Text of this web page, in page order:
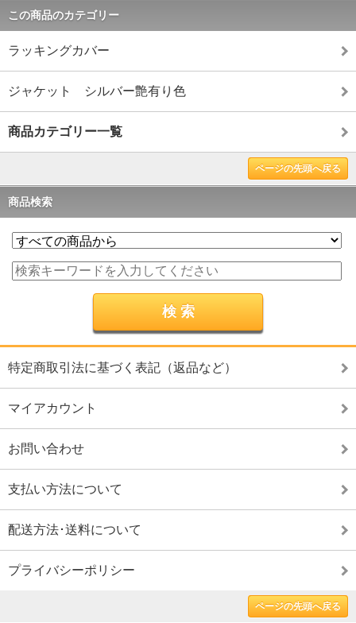
この商品のカテゴリー
ラッキングカバー
ジャケット シルバー艶有り色
商品カテゴリー一覧
ページの先頭へ戻る
商品検索
特定商取引法に基づく表記（返品など）
マイアカウント
お問い合わせ
支払い方法について
配送方法･送料について
プライバシーポリシー
ページの先頭へ戻る